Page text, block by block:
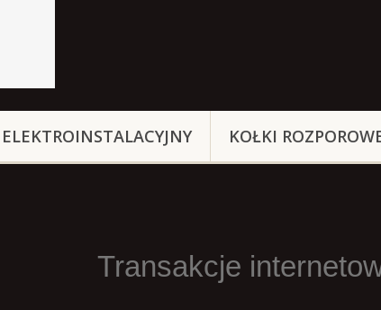
KOŁKI
Transakcje